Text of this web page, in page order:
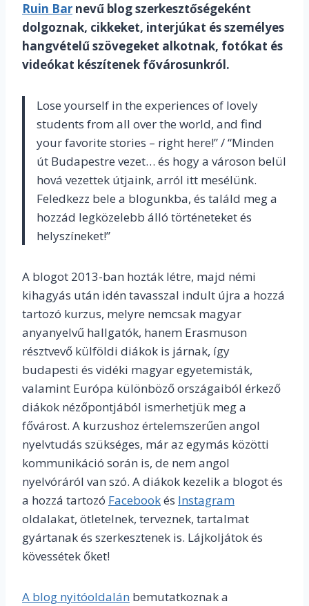
Ruin Bar nevű blog szerkesztőségeként
dolgoznak, cikkeket, interjúkat és személyes
hangvételű szövegeket alkotnak, fotókat és
videókat készítenek fővárosunkról.
Lose yourself in the experiences of lovely
students from all over the world, and find
your favorite stories – right here!” / “Minden
út Budapestre vezet… és hogy a városon belül
hová vezettek útjaink, arról itt mesélünk.
Feledkezz bele a blogunkba, és találd meg a
hozzád legközelebb álló történeteket és
helyszíneket!”
A blogot 2013-ban hozták létre, majd némi
kihagyás után idén tavasszal indult újra a hozzá
tartozó kurzus, melyre nemcsak magyar
anyanyelvű hallgatók, hanem Erasmuson
résztvevő külföldi diákok is járnak, így
budapesti és vidéki magyar egyetemisták,
valamint Európa különböző országaiból érkező
diákok nézőpontjából ismerhetjük meg a
fővárost. A kurzushoz értelemszerűen angol
nyelvtudás szükséges, már az egymás közötti
kommunikáció során is, de nem angol
nyelvóráról van szó. A diákok kezelik a blogot és
a hozzá tartozó Facebookés Instagram
oldalakat, ötletelnek, terveznek, tartalmat
gyártanak és szerkesztenek is. Lájkoljátok és
kövessétek őket!
A blog nyitóoldalán bemutatkoznak a